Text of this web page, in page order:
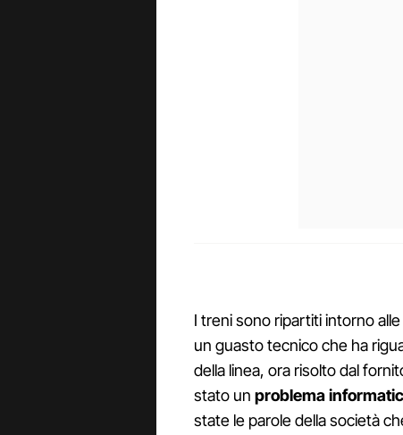
I treni sono ripartiti intorno
un guasto tecnico che ha
della linea, ora risolto dal
stato un problema
state le parole della società